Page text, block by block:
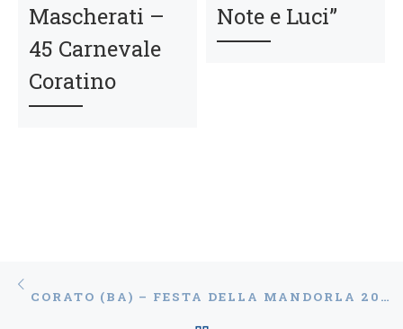
Mascherati –
45 Carnevale
Coratino
Note e Luci”
Navigazione articoli
Articolo precedente CORATO (BA) – FESTA DELLA MANDORLA 2021